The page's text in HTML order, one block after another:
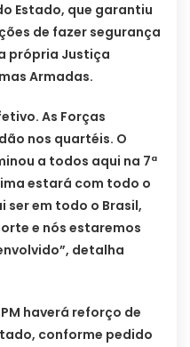
Estado, que garantiu
de fazer segurança
própria Justiça
Armadas.
As Forças
nos quartéis. O
a todos aqui na 7ª
estará com todo o
ser em todo o Brasil,
e nós estaremos
detalha
haverá reforço de
conforme pedido